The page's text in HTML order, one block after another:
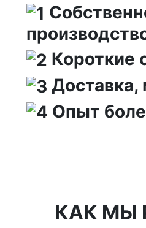
Короткие
Опыт
КАК МЫ